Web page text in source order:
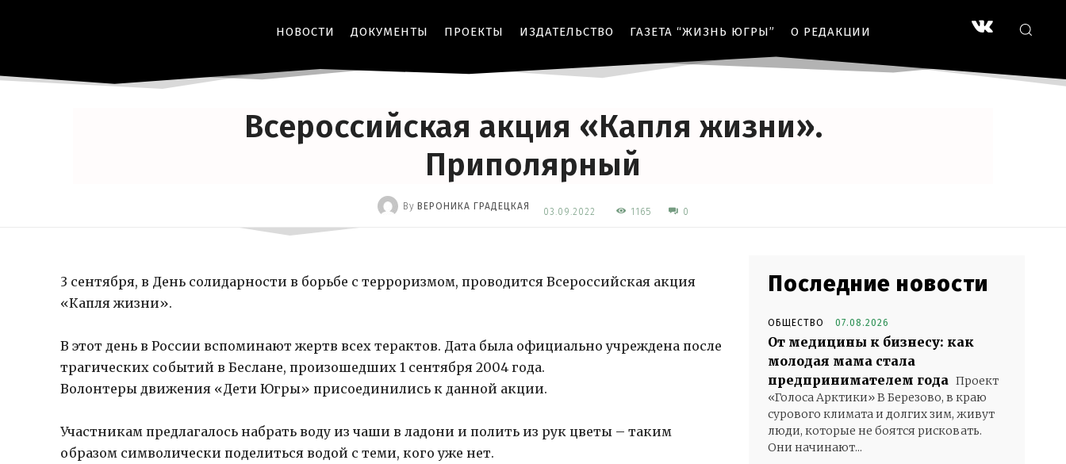
НОВОСТИ ДОКУМЕНТЫ ПРОЕКТЫ ИЗДАТЕЛЬСТВО ГАЗЕТА “ЖИЗНЬ ЮГРЫ” О РЕДАКЦИИ
Всероссийская акция «Капля жизни».
Приполярный
By ВЕРОНИКА ГРАДЕЦКАЯ 03.09.2022 1165 0
3 сентября, в День солидарности в борьбе с терроризмом, проводится Всероссийская акция
«Капля жизни».
В этот день в России вспоминают жертв всех терактов. Дата была официально учреждена после
трагических событий в Беслане, произошедших 1 сентября 2004 года.
Волонтеры движения «Дети Югры» присоединились к данной акции.
Участникам предлагалось набрать воду из чаши в ладони и полить из рук цветы – таким
образом символически поделиться водой с теми, кого уже нет.
Последние новости
ОБЩЕСТВО 07.08.2026
От медицины к бизнесу: как
молодая мама стала
предпринимателем года Проект
«Голоса Арктики» В Березово, в краю
сурового климата и долгих зим, живут
люди, которые не боятся рисковать.
Они начинают...